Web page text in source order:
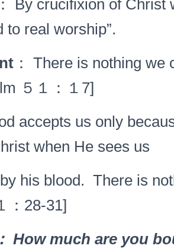
： By crucifixion of Christ
to real worship”.
： There is nothing we
５１：１7]
accepts us only
when He sees us
his blood. There is
：28-31]
How much are you